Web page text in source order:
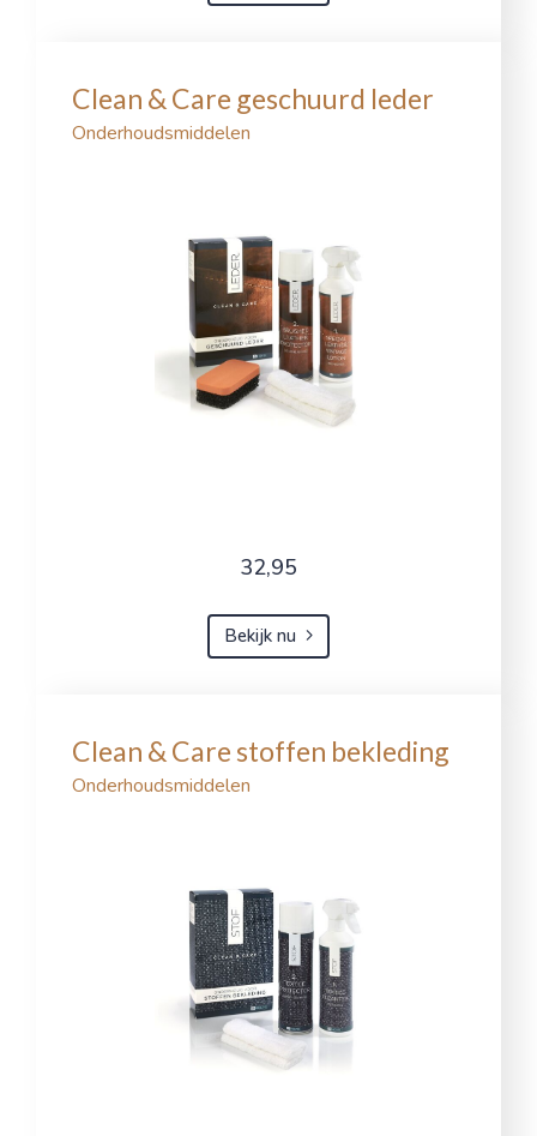
Clean & Care geschuurd leder
Onderhoudsmiddelen
32,95
Bekijk nu
Clean & Care stoffen bekleding
Onderhoudsmiddelen